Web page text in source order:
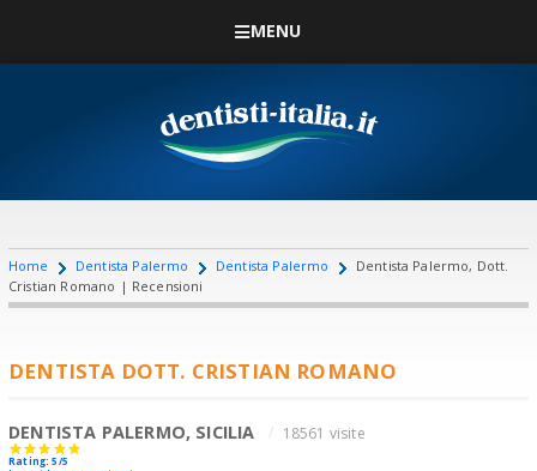
MENU
Home Dentista Palermo Dentista Palermo
Dentista Palermo, Dott.
Cristian Romano | Recensioni
DENTISTA DOTT. CRISTIAN ROMANO
DENTISTA PALERMO, SICILIA 18561 visite
Rating: 5/5